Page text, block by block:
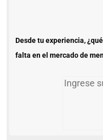
Desde tu experiencia,
falta en el mercado de